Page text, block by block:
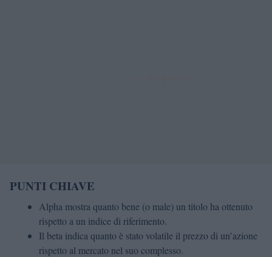
PUNTI CHIAVE
Alpha mostra quanto bene (o male) un titolo ha ottenuto
rispetto a un indice di riferimento.
Il beta indica quanto è stato volatile il prezzo di un’azione
rispetto al mercato nel suo complesso.